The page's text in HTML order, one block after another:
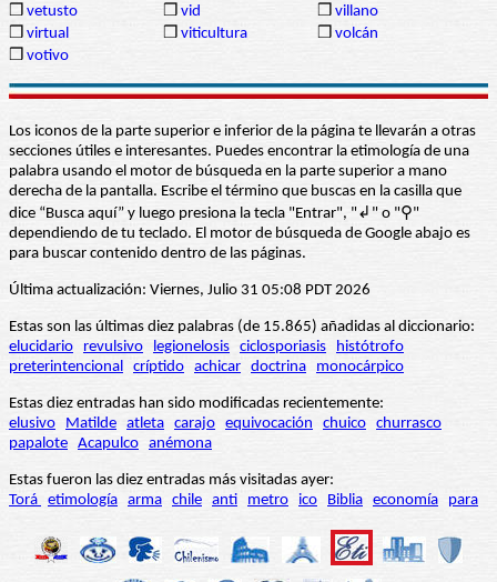
❒ vetusto ❒ vid ❒ villano
❒ virtual ❒ viticultura ❒ volcán
❒ votivo
Los iconos de la parte superior e inferior de la página te llevarán a otras
secciones útiles e interesantes. Puedes encontrar la etimología de una
palabra usando el motor de búsqueda en la parte superior a mano
derecha de la pantalla. Escribe el término que buscas en la casilla que
dice “Busca aquí” y luego presiona la tecla "Entrar", "↲" o "⚲"
dependiendo de tu teclado. El motor de búsqueda de Google abajo es
para buscar contenido dentro de las páginas.
Última actualización: Viernes, Julio 31 05:08 PDT 2026
Estas son las últimas diez palabras (de 15.865) añadidas al diccionario:
elucidario
revulsivo legionelosis ciclosporiasis
histótrofo
preterintencional críptido achicar doctrina monocárpico
Estas diez entradas han sido modificadas recientemente:
elusivo
Matilde atleta carajo equivocación chuico churrasco
papalote Acapulco anémona
Estas fueron las diez entradas más visitadas ayer:
Torá etimología arma chile anti metro ico Biblia economía para